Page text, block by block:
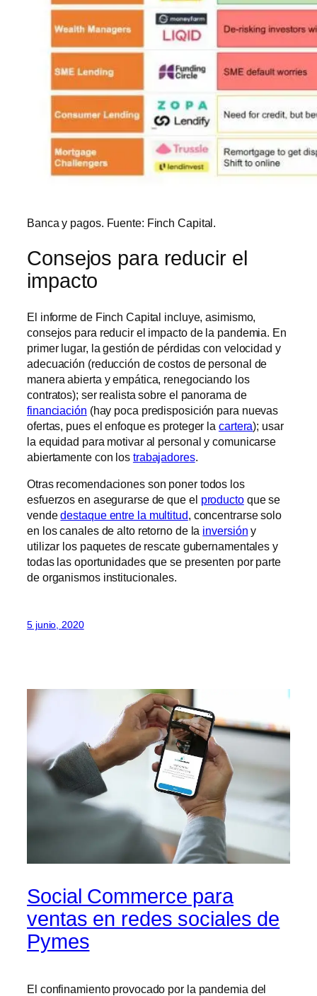
Banca y pagos. Fuente: Finch Capital.
Consejos para reducir el
impacto
El informe de Finch Capital incluye, asimismo,
consejos para reducir el impacto de la pandemia. En
primer lugar, la gestión de pérdidas con velocidad y
adecuación (reducción de costos de personal de
manera abierta y empática, renegociando los
contratos); ser realista sobre el panorama de
financiación (hay poca predisposición para nuevas
ofertas, pues el enfoque es proteger la cartera); usar
la equidad para motivar al personal y comunicarse
abiertamente con los trabajadores.
Otras recomendaciones son poner todos los
esfuerzos en asegurarse de que el productoque se
vendedestaque entre la multitud, concentrarse solo
en los canales de alto retorno de la inversión y
utilizar los paquetes de rescate gubernamentales y
todas las oportunidades que se presenten por parte
de organismos institucionales.
5 junio, 2020
Social Commerce para
ventas en redes sociales de
Pymes
El confinamiento provocado por la pandemia del